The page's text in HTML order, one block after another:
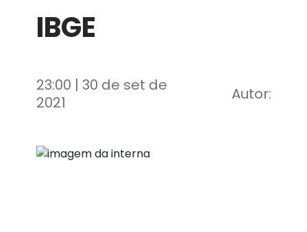
IBGE
23:00 | 30 de set de
2021
Autor: